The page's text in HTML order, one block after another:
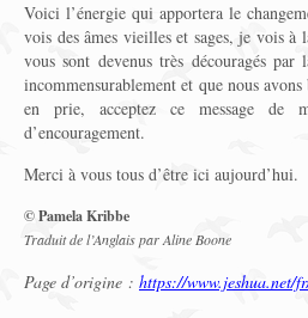
Voici l’énergie qui apportera le
vois des âmes vieilles et sages, je vois à
vous sont devenus très découragés
incommensurablement et que nous
en prie, acceptez ce message de
d’encouragement.
Merci à vous tous d’être ici aujourd’hui.
© Pamela Kribbe
Traduit de l’Anglais par Aline Boone
Page d’origine : https://www.jeshua.net/